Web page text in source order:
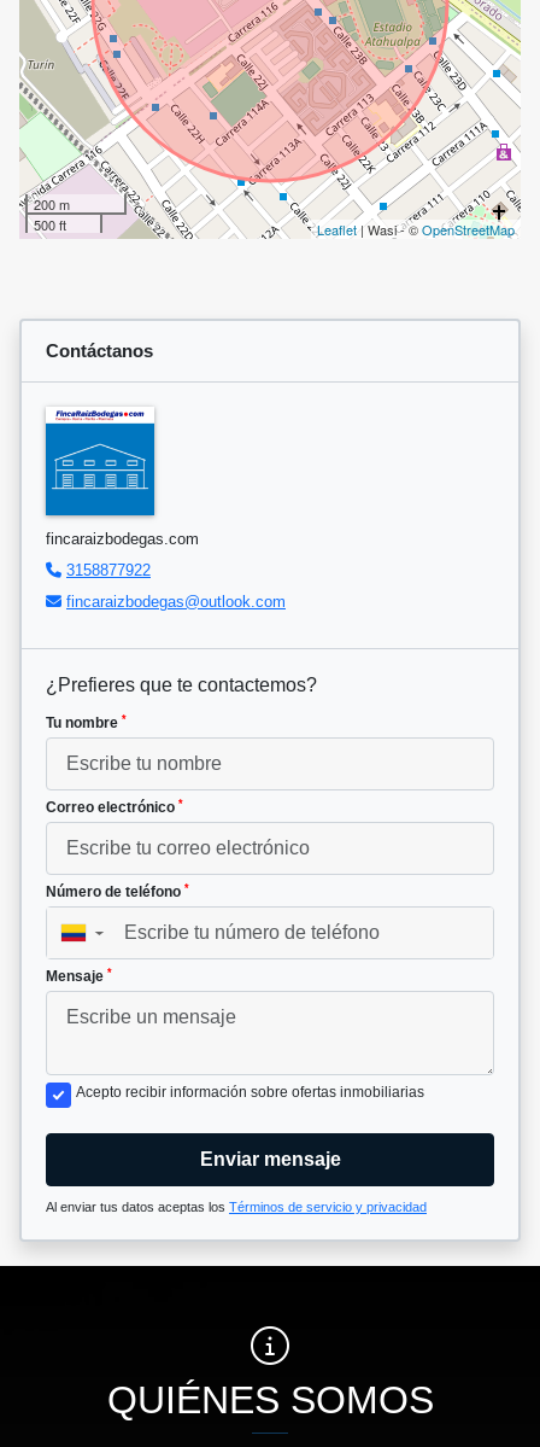
200 m
500 ft
Leaflet| Wasi - ©OpenStreetMap
Contáctanos
fincaraizbodegas.com
3158877922
fincaraizbodegas@outlook.com
¿Prefieres que te contactemos?
Tu nombre *
Correo electrónico *
Número de teléfono *
▼
Mensaje *
Acepto recibir información sobre ofertas inmobiliarias
Enviar mensaje
Al enviar tus datos aceptas los Términos de servicio y privacidad
QUIÉNES SOMOS